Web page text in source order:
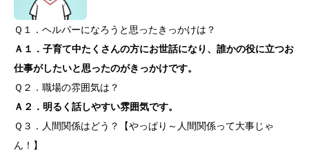
Ｑ１．ヘルパーになろうと思ったきっかけは？
Ａ１．子育て中たくさんの方にお世話になり、誰かの役に立つお
仕事がしたいと思ったのがきっかけです。
Ｑ２．職場の雰囲気は？
Ａ２．明るく話しやすい雰囲気です。
Ｑ３．人間関係はどう？【やっぱり～人間関係って大事じゃ
ん！】